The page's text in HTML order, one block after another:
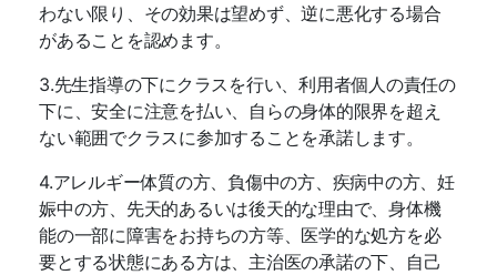
わない限り、その効果は望めず、逆に悪化する場合
があることを認めます。
3.先生指導の下にクラスを行い、利用者個人の責任の
下に、安全に注意を払い、自らの身体的限界を超え
ない範囲でクラスに参加することを承諾します。
4.アレルギー体質の方、負傷中の方、疾病中の方、妊
娠中の方、先天的あるいは後天的な理由で、身体機
能の一部に障害をお持ちの方等、医学的な処方を必
要とする状態にある方は、主治医の承諾の下、自己